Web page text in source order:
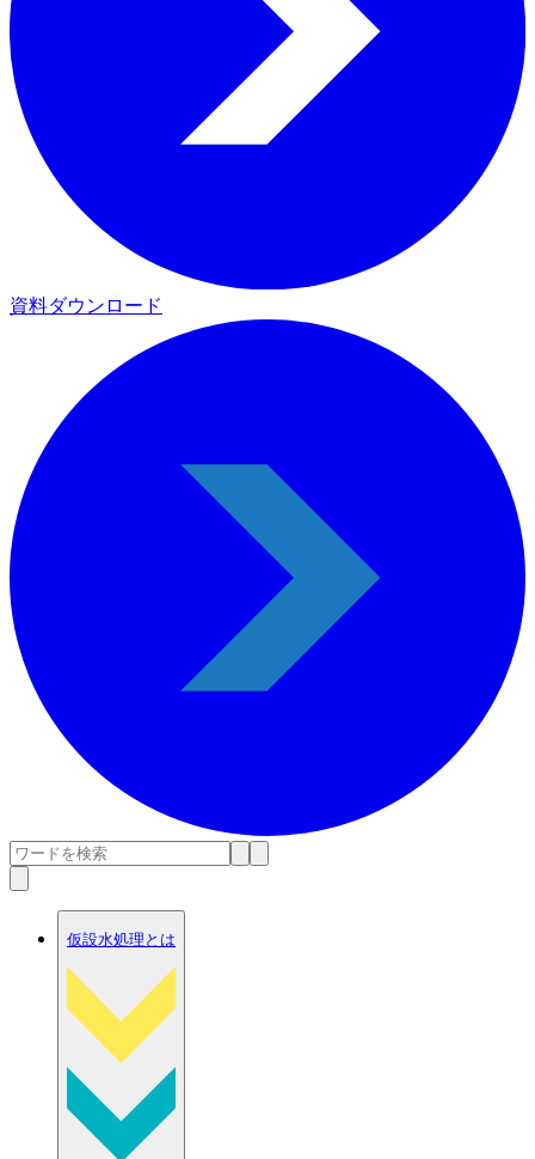
資料ダウンロード
仮設水処理とは